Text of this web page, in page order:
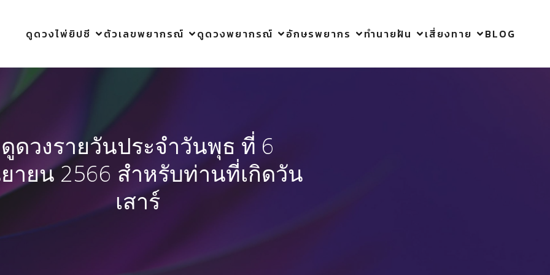
ดูดวงไพ่ยิปซี ตัวเลขพยากรณ์ ดูดวงพยากรณ์ อักษรพยากร ทำนายฝัน เสี่ยงทาย BLOG
ดูดวงรายวันประจำวันพุธ ที่ 6
ายน 2566 สำหรับท่านที่เกิดวัน
เสาร์